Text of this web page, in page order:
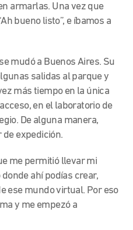
armarlas. Una vez que
bueno listo”, e íbamos a
mudó a Buenos Aires. Su
salidas al parque y
más tiempo en la única
en el laboratorio de
De alguna manera,
expedición.
me permitió llevar mi
ahí podías crear,
ese mundo virtual. Por eso
y me empezó a